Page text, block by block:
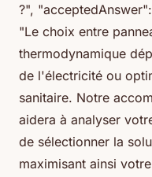
?",
"Le choix entre
thermodynamique
de l'électricité ou
sanitaire. Notre
aidera à analyser
de sélectionner la
maximisant ainsi